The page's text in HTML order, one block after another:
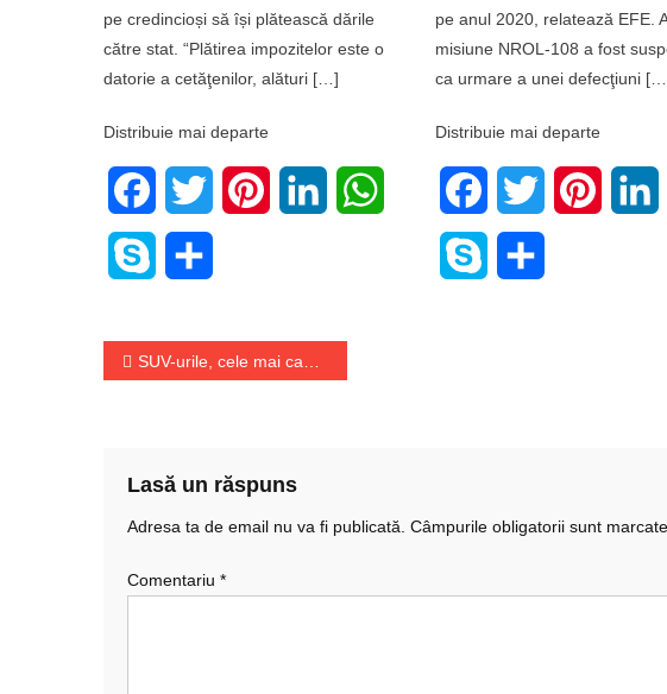
pe credincioși să își plătească dările
către stat. “Plătirea impozitelor este o
datorie a cetăţenilor, alături […]
Distribuie mai departe
FacebookTwitter PinterestLinkedIn WhatsApp
Skype
pe anul 2020, relatează EFE.
misiune NROL-108 a fost
ca urmare a unei defecţiuni
Distribuie mai departe
FacebookTwitter
Skype
Navigare
SUV-urile, cele mai cautate masini second Germania pentru familii
Lasă un răspuns
Adresa ta de email nu va fi publicată. Câmpurile obligatorii sunt
Comentariu *